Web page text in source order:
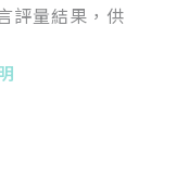
評量結果，供